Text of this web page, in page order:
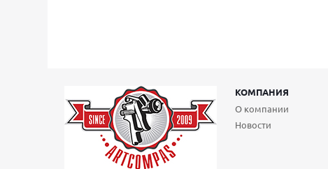
КОМПАНИЯ
О компании
Новости